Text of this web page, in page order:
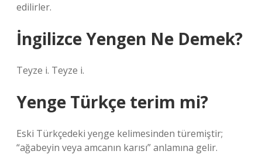
edilirler.
İngilizce Yengen Ne Demek?
Teyze i. Teyze i.
Yenge Türkçe terim mi?
Eski Türkçedeki yeŋge kelimesinden türemiştir;
“ağabeyin veya amcanın karısı” anlamına gelir.